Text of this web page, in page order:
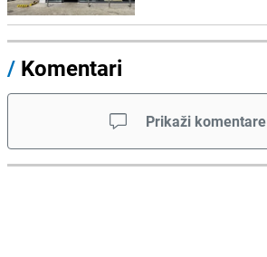
/ Komentari
Prikaži komentare